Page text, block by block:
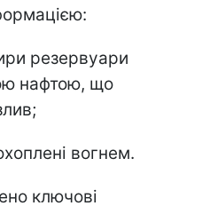
резервуари
нафтою, що
вогнем.
ключові